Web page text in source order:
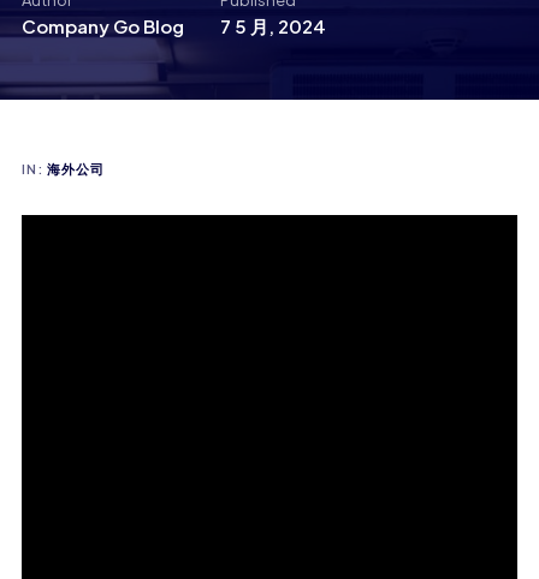
Company Go Blog 7 5 月, 2024
IN: 海外公司